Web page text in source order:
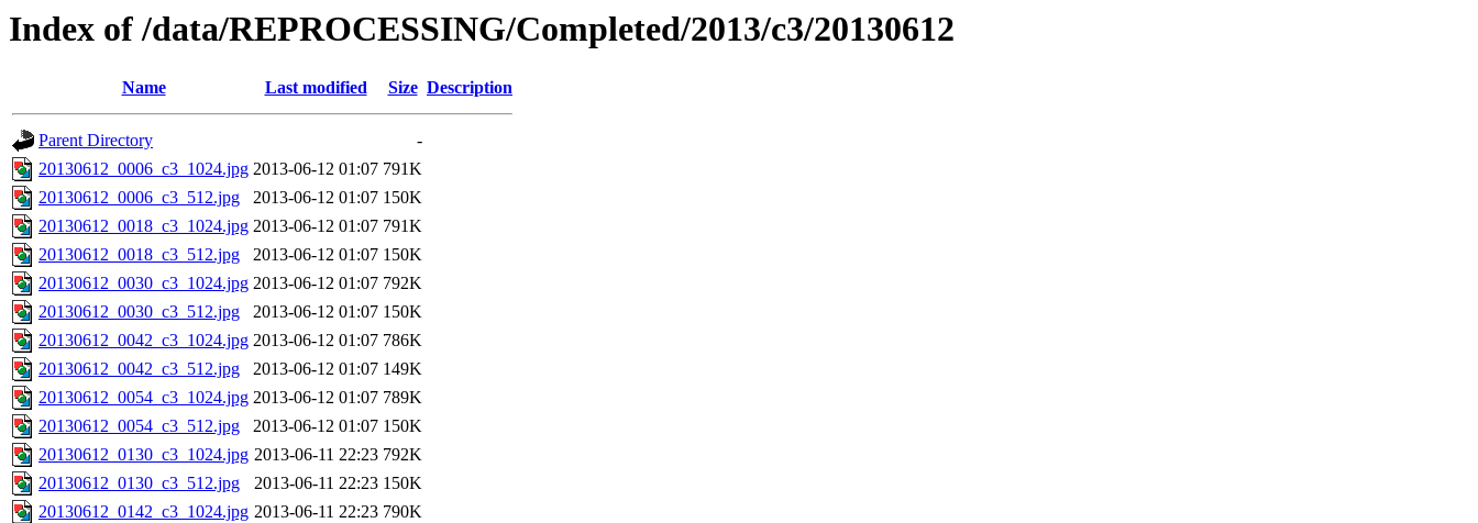
Index of /data/REPROCESSING/Completed/2013/c3/20130612
Name Last modified Size Description
Parent Directory
-
20130612_0006_c3_1024.jpg 2013-06-12 01:07 791K
20130612_0006_c3_512.jpg
2013-06-12 01:07 150K
20130612_0018_c3_1024.jpg 2013-06-12 01:07 791K
20130612_0018_c3_512.jpg
2013-06-12 01:07 150K
20130612_0030_c3_1024.jpg 2013-06-12 01:07 792K
20130612_0030_c3_512.jpg
2013-06-12 01:07 150K
20130612_0042_c3_1024.jpg 2013-06-12 01:07 786K
20130612_0042_c3_512.jpg
2013-06-12 01:07 149K
20130612_0054_c3_1024.jpg 2013-06-12 01:07 789K
20130612_0054_c3_512.jpg
2013-06-12 01:07 150K
20130612_0130_c3_1024.jpg 2013-06-11 22:23 792K
20130612_0130_c3_512.jpg
2013-06-11 22:23 150K
20130612_0142_c3_1024.jpg 2013-06-11 22:23 790K